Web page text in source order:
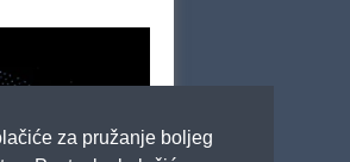
za pružanje boljeg